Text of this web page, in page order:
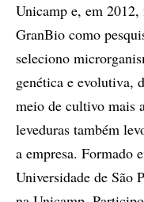
Unicamp e, em
GranBio como
seleciono
genética e evolutiva,
meio de cultivo mais
leveduras também
a empresa. Formado
Universidade de São